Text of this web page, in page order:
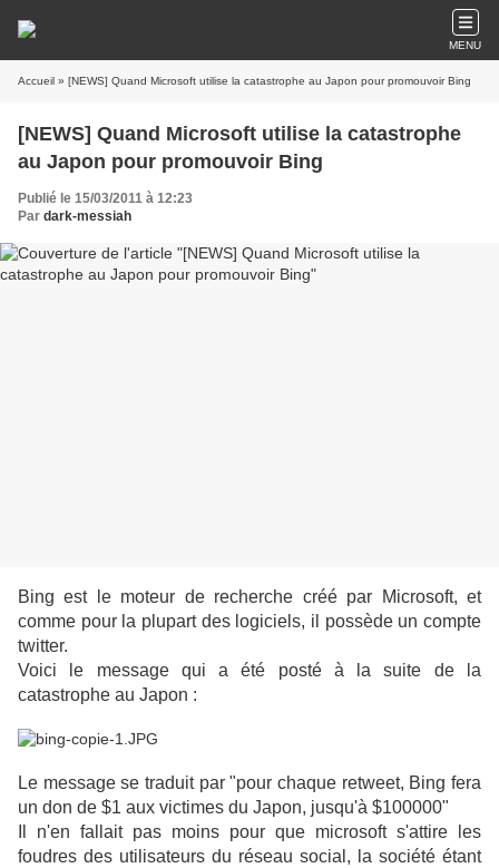
MENU
Accueil » [NEWS] Quand Microsoft utilise la catastrophe au Japon pour promouvoir Bing
[NEWS] Quand Microsoft utilise la catastrophe
au Japon pour promouvoir Bing
Publié le 15/03/2011 à 12:23
Par dark-messiah
Bing est le moteur de recherche créé par Microsoft, et
comme pour la plupart des logiciels, il possède un compte
twitter.
Voici le message qui a été posté à la suite de la
catastrophe au Japon :
Le message se traduit par "pour chaque retweet, Bing fera
un don de $1 aux victimes du Japon, jusqu'à $100000"
Il n'en fallait pas moins pour que microsoft s'attire les
foudres des utilisateurs du réseau social, la société étant